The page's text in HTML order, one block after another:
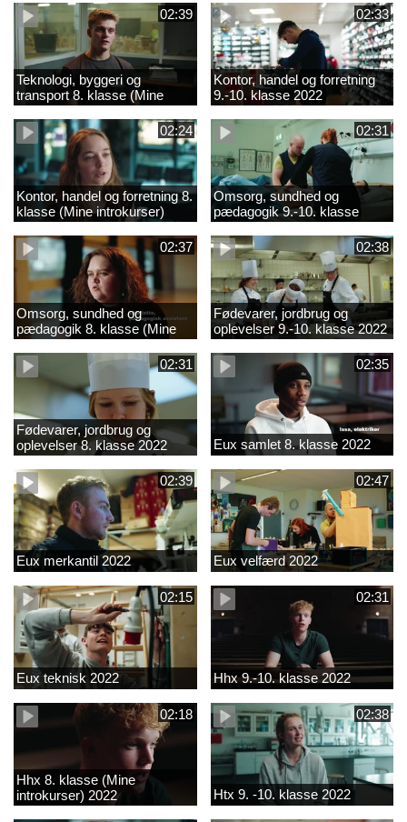
02:39
Teknologi, byggeri og
transport 8. klasse (Mine
introkurser) 2022
02:33
Kontor, handel og forretning
9.-10. klasse 2022
02:24
Kontor, handel og forretning 8.
klasse (Mine introkurser)
2022
02:31
Omsorg, sundhed og
pædagogik 9.-10. klasse
2022
02:37
Omsorg, sundhed og
pædagogik 8. klasse (Mine
introkurser) 2022
02:38
Fødevarer, jordbrug og
oplevelser 9.-10. klasse 2022
02:31
Fødevarer, jordbrug og
oplevelser 8. klasse 2022
02:35
Eux samlet 8. klasse 2022
02:39
Eux merkantil 2022
02:47
Eux velfærd 2022
02:15
Eux teknisk 2022
02:31
Hhx 9.-10. klasse 2022
02:18
Hhx 8. klasse (Mine
introkurser) 2022
02:38
Htx 9. -10. klasse 2022